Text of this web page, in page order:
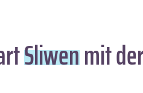
Sliwenmit